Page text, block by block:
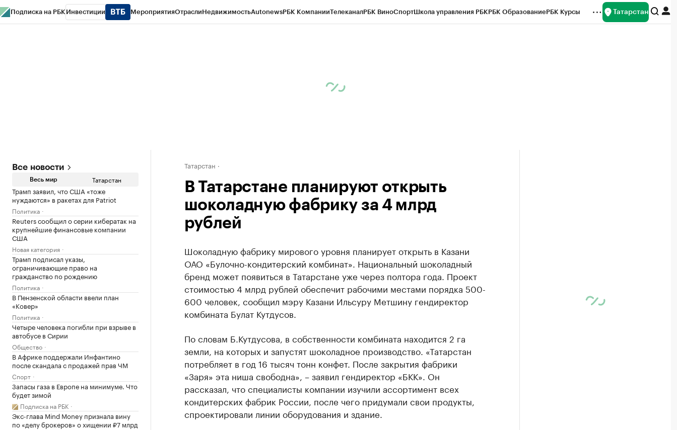
Подписка на РБК Инвестиции МероприятияОтраслиНедвижимостьAutonewsРБК КомпанииТелеканалРБК ВиноСпортШкола управления РБКРБК ОбразованиеРБК Курсы Татарстан
Все новости
Весь мир Татарстан
Трамп заявил, что США «тоже
нуждаются» в ракетах для Patriot
Политика
Reuters сообщил о серии кибератак на
крупнейшие финансовые компании
США
Новая категория
Трамп подписал указы,
ограничивающие право на
гражданство по рождению
Политика
В Пензенской области ввели план
«Ковер»
Политика
Четыре человека погибли при взрыве в
автобусе в Сирии
Общество
В Африке поддержали Инфантино
после скандала с продажей прав ЧМ
Спорт
Запасы газа в Европе на минимуме. Что
будет зимой
Подписка на РБК
Экс-глава Mind Money признала вину
по «делу брокеров» о хищении ₽7 млрд
Татарстан
В Татарстане планируют открыть
шоколадную фабрику за 4 млрд
рублей
Шоколадную фабрику мирового уровня планирует открыть в Казани
ОАО «Булочно-кондитерский комбинат». Национальный шоколадный
бренд может появиться в Татарстане уже через полтора года. Проект
стоимостью 4 млрд рублей обеспечит рабочими местами порядка 500-
600 человек, сообщил мэру Казани Ильсуру Метшину гендиректор
комбината Булат Кутдусов.
По словам Б.Кутдусова, в собственности комбината находится 2 га
земли, на которых и запустят шоколадное производство. «Татарстан
потребляет в год 16 тысяч тонн конфет. После закрытия фабрики
«Заря» эта ниша свободна», – заявил гендиректор «БКК». Он
рассказал, что специалисты компании изучили ассортимент всех
кондитерских фабрик России, после чего придумали свои продукты,
спроектировали линии оборудования и здание.